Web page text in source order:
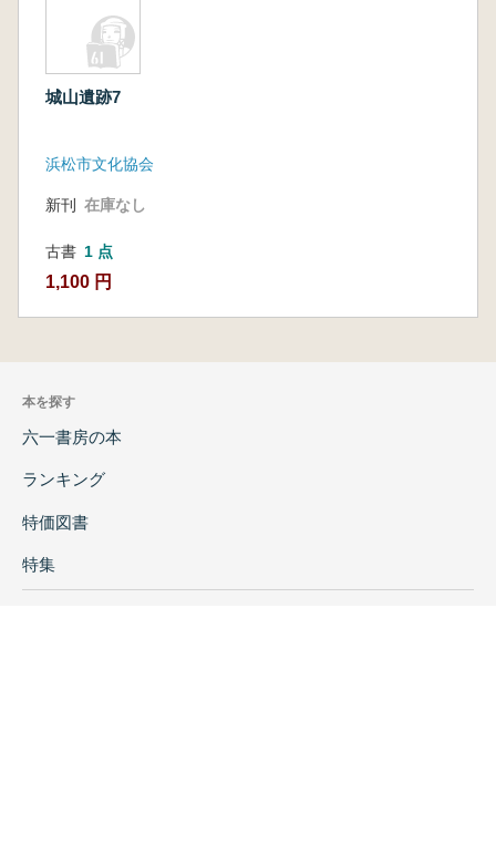
城山遺跡7
浜松市文化協会
新刊 在庫なし
古書 1 点
1,100 円
本を探す
六一書房の本
ランキング
特価図書
特集